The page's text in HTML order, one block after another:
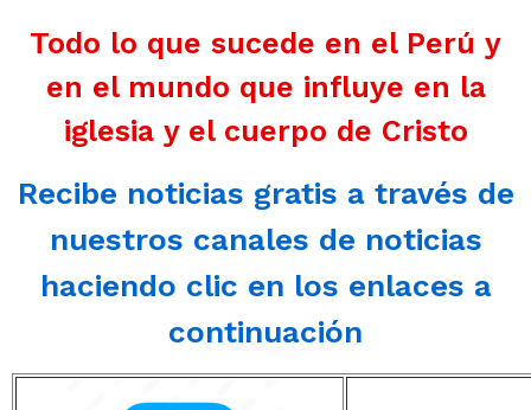
Todo lo que sucede en el Perú y
en el mundo que influye en la
iglesia y el cuerpo de Cristo
Recibe noticias gratis a través de
nuestros canales de noticias
haciendo clic en los enlaces a
continuación